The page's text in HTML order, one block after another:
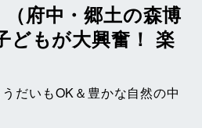
府中・郷土の森博
どもが大興奮！ 楽
だいもOK＆豊かな自然の中